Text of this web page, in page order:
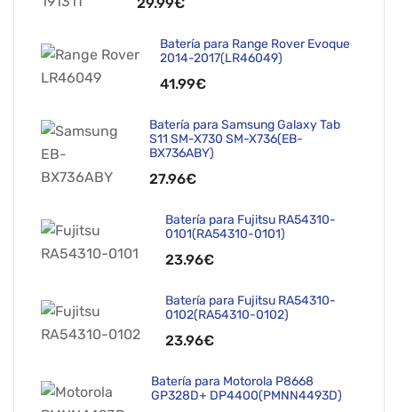
Batería para Range Rover Evoque
2014-2017(LR46049)
41.99€
Batería para Samsung Galaxy Tab
S11 SM-X730 SM-X736(EB-
BX736ABY)
27.96€
Batería para Fujitsu RA54310-
0101(RA54310-0101)
23.96€
Batería para Fujitsu RA54310-
0102(RA54310-0102)
23.96€
Batería para Motorola P8668
GP328D+ DP4400(PMNN4493D)